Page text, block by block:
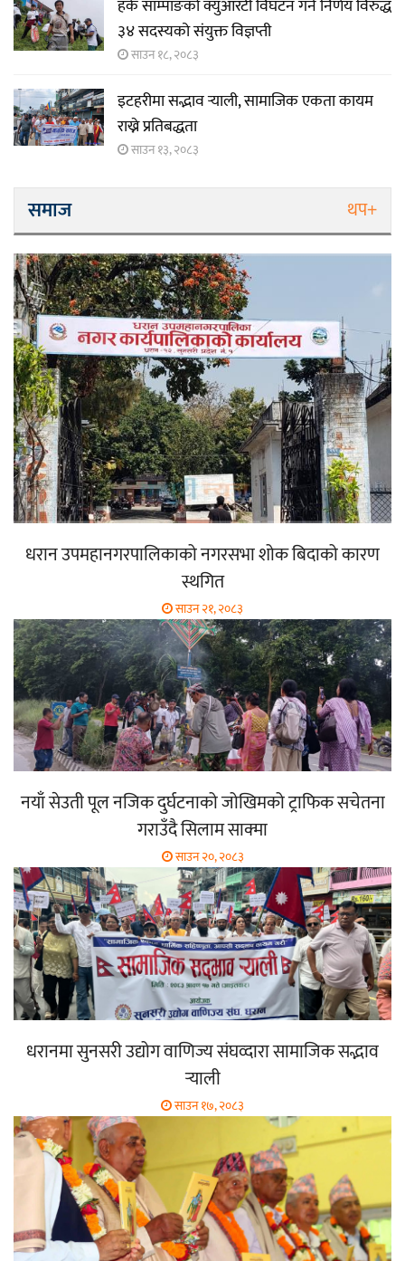
हर्क साम्पाङको क्युआरटी विघटन गर्ने निर्णय विरुद्ध
३४ सदस्यको संयुक्त विज्ञप्ती
साउन १८, २०८३
इटहरीमा सद्भाव र्‍याली, सामाजिक एकता कायम
राख्ने प्रतिबद्धता
साउन १३, २०८३
समाज थप+
धरान उपमहानगरपालिकाको नगरसभा शोक बिदाको कारण
स्थगित
साउन २१, २०८३
नयाँ सेउती पूल नजिक दुर्घटनाको जोखिमको ट्राफिक सचेतना
गराउँदै सिलाम साक्मा
साउन २०, २०८३
धरानमा सुनसरी उद्योग वाणिज्य संघव्दारा सामाजिक सद्भाव
र्‍याली
साउन १७, २०८३